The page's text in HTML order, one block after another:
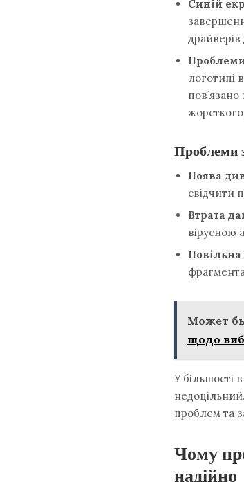
Синій
логотипі
Проблеми
Поява
свідчити
Втрата
вірусною
Может
щодо
У більшості
проблем та
Чому
надійно